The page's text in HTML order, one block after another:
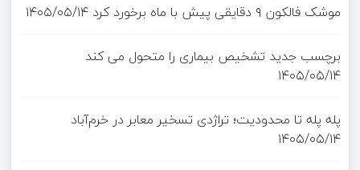
موشک فالکون ۹ دقایقی پیش با ماه برخورد کرد
۱۴۰۵/۰۵/۱۴
برچسب جدید تشخیص بیماری را متحول می کند
۱۴۰۵/۰۵/۱۴
پله پله تا محدودیت؛ تراژدی تسخیر معابر در خرم‌آباد
۱۴۰۵/۰۵/۱۴